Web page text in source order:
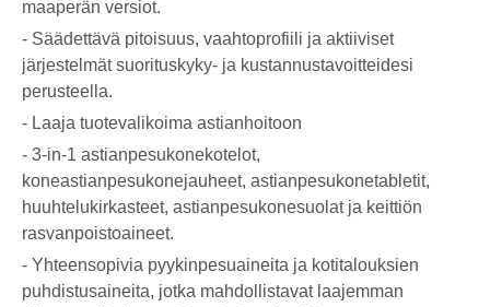
maaperän versiot.
- Säädettävä pitoisuus, vaahtoprofiili ja aktiiviset
järjestelmät suorituskyky- ja kustannustavoitteidesi
perusteella.
- Laaja tuotevalikoima astianhoitoon
- 3-in-1 astianpesukonekotelot,
koneastianpesukonejauheet, astianpesukonetabletit,
huuhtelukirkasteet, astianpesukonesuolat ja keittiön
rasvanpoistoaineet.
- Yhteensopivia pyykinpesuaineita ja kotitalouksien
puhdistusaineita, jotka mahdollistavat laajemman